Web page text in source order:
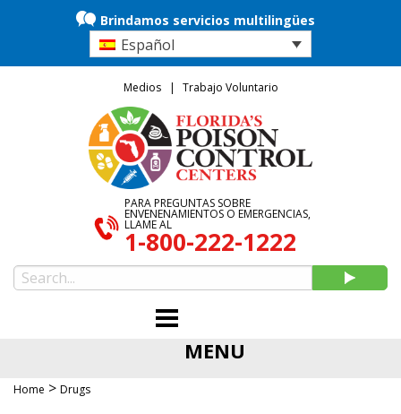
Brindamos servicios multilingües
Español
Medios Trabajo Voluntario
PARA PREGUNTAS SOBRE
ENVENENAMIENTOS O EMERGENCIAS,
LLAME AL
1-800-222-1222
MENU
Home > Drugs